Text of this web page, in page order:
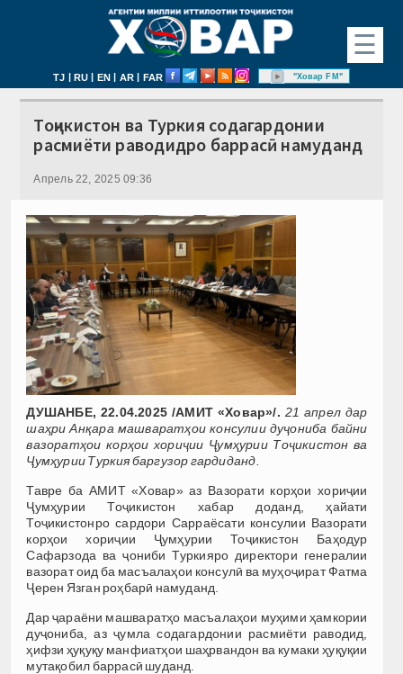
☰
TJ | RU | EN | AR | FAR "Ховар FM"
Тоҷикистон ва Туркия содагардонии
расмиёти раводидро баррасӣ намуданд
Апрель 22, 2025 09:36
ДУШАНБЕ, 22.04.2025 /АМИТ «Ховар»/. 21 апрел дар
шаҳри Анқара машваратҳои консулии дуҷониба байни
вазоратҳои корҳои хориҷии Ҷумҳурии Тоҷикистон ва
Ҷумҳурии Туркия баргузор гардиданд.
Тавре ба АМИТ «Ховар» аз Вазорати корҳои хориҷии
Ҷумҳурии Тоҷикистон хабар доданд, ҳайати
Тоҷикистонро cардори Сарраёсати консулии Вазорати
корҳои хориҷии Ҷумҳурии Тоҷикистон Баҳодур
Сафарзода ва ҷониби Туркияро директори генералии
вазорат оид ба масъалаҳои консулӣ ва муҳоҷират Фатма
Ҷерен Язган роҳбарӣ намуданд.
Дар ҷараёни машваратҳо масъалаҳои муҳими ҳамкории
дуҷониба, аз ҷумла содагардонии расмиёти раводид,
ҳифзи ҳуқуқу манфиатҳои шаҳрвандон ва кумаки ҳуқуқии
мутақобил баррасӣ шуданд.